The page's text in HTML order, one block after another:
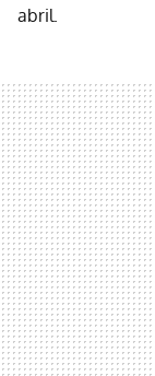
abril.